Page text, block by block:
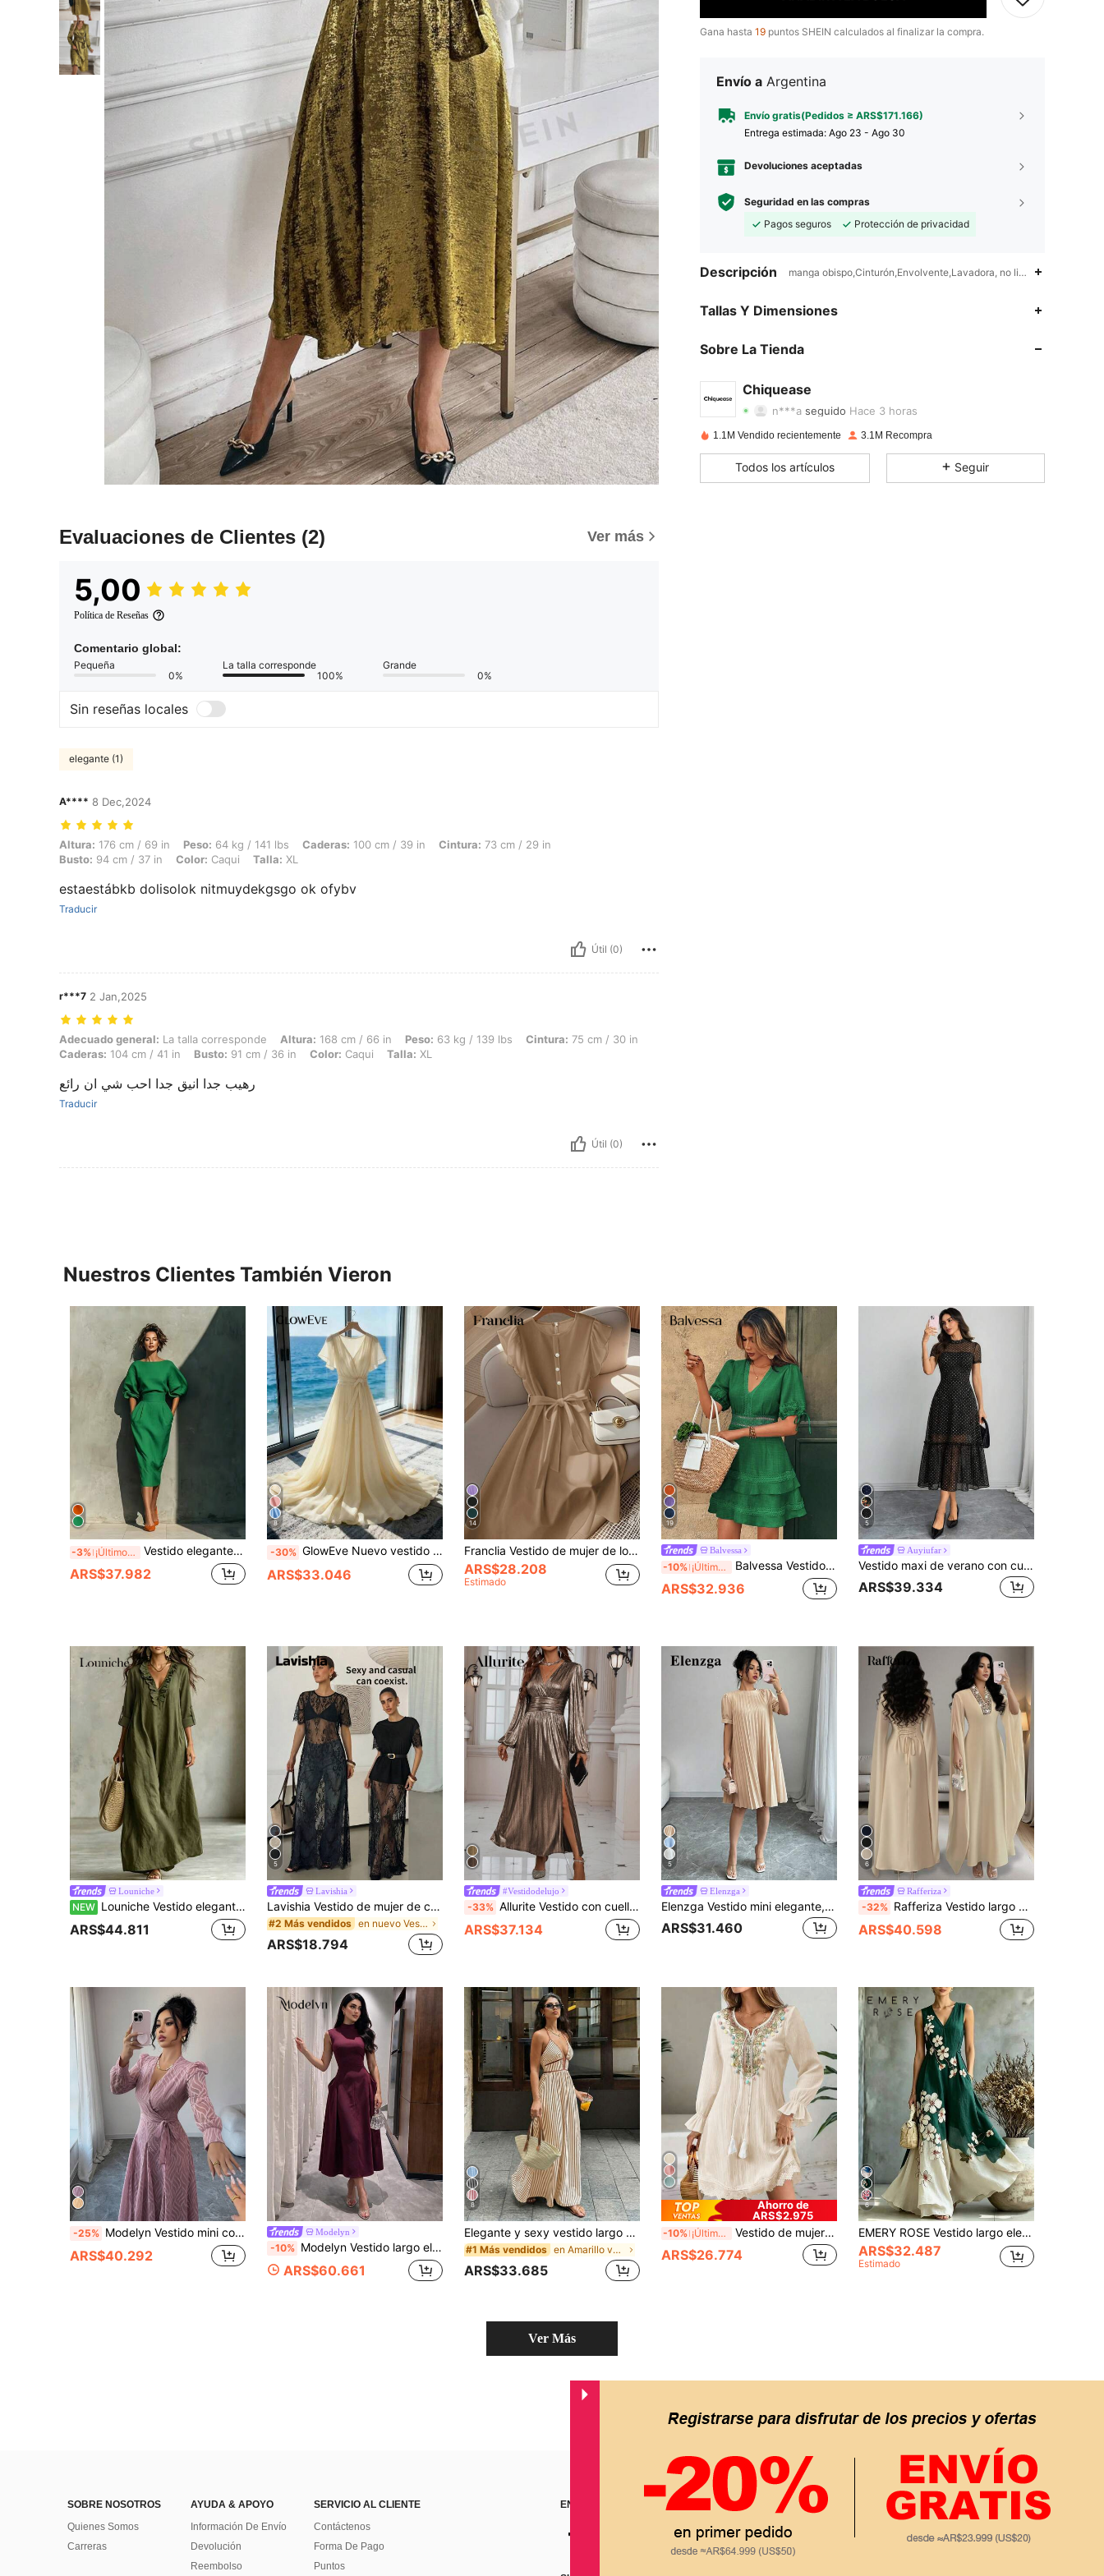
Evaluaciones de Clientes (2) Ver más
5,00
Política de Reseñas
Comentario global:
Pequeña
0%
La talla corresponde
100%
Grande
0%
Sin reseñas locales
elegante (1)
A**** 8 Dec,2024
Altura: 176 cm / 69 in, Peso: 64 kg / 141 lbs, Caderas: 100 cm / 39 in, Cintura: 73 cm / 29 in, Busto: 94 cm / 37 in, Color: Caqui, Talla: XL
Altura: 176 cm / 69 in Peso: 64 kg / 141 lbs Caderas: 100 cm / 39 in Cintura: 73 cm / 29 in
Busto: 94 cm / 37 in Color: Caqui Talla: XL
estaestábkb dolisolok nitmuydekgsgo ok ofybv
Traducir
Útil (0)
r***7 2 Jan,2025
Adecuado general: La talla corresponde, Altura: 168 cm / 66 in, Peso: 63 kg / 139 lbs, Cintura: 75 cm / 30 in, Caderas: 104 cm / 41 in, Busto: 91 cm / 36 in, Color: Caqui, Talla: XL
Adecuado general: La talla corresponde Altura: 168 cm / 66 in Peso: 63 kg / 139 lbs Cintura: 75 cm / 30 in
Caderas: 104 cm / 41 in Busto: 91 cm / 36 in Color: Caqui Talla: XL
رهيب جدا انيق جدا احب شي ان رائع
Traducir
Útil (0)
Gana hasta 19 puntos SHEIN calculados al finalizar la compra.
Envío a Argentina
Envío gratis(Pedidos ≥ ARS$171.166)
Entrega estimada: Ago 23 - Ago 30
Devoluciones aceptadas
Seguridad en las compras
Pagos seguros
Protección de privacidad
Descripción manga obispo,Cinturón,Envolvente,Lavadora, no limpiar en seco
Tallas Y Dimensiones
Sobre La Tienda
Chiquease
4,91
4,91
4,91
n***a seguido Hace 3 horas
4,91 Calificación 6.3KArtículos
4,91 6.3K 287K
1.1M Vendido recientemente 3.1M Recompra
Todos los artículos Seguir
Nuestros Clientes También Vieron
-3% ¡Últimos 3 días Vestido elegante naranja ligero de media longitud para mujer, cuello barco, manga 3/4, con bolsillos
ARS$37.982
8
-30% GlowEve Nuevo vestido de gasa elegante y fluido para mujer, de primavera/verano
ARS$33.046
14
Franclia Vestido de mujer de longitud media cómodo y suave sin estiramiento, de cuello redondo, mangas de vuelo, cintura elástica y decoración de botones de perlas falsas, en estilo francés elegante y versátil para vacaciones y viajes, en color albaricoque, para primavera/verano, ropa de vestir para la universidad
ARS$28.208
Estimado
19
Balvessa
-10% ¡Últimos 3 días Balvessa Vestido corto de verano de mujer con cuello en V de encaje, mangas abultadas y cintura alta de unicolor elegante
ARS$32.936
5
Auyiufar
Vestido maxi de verano con cuello redondo, manga corta, volantes en la cintura y bajo, estampado floral colorido sobre base negra elegante y gótica
ARS$39.334
Louniche
NEW Louniche Vestido elegante para mujer de otoño, verde oliva, cuello en V, ribete con volantes, mangas largas con puños enrollados, diseño holgado, de alta gama, para regalo de cumpleaños, cita, fiesta, carnaval, festival de música, cóctel, reunión, viaje, playa, vacaciones, ambiente otoñal, prenda de moda imprescindible de otoño, diseño de nicho, estilo versátil
ARS$44.811
5
Lavishia
Lavishia Vestido de mujer de cuello redondo, manga corta y encaje transparente
#2 Más vendidos en nuevo Vestidos De Mujer
ARS$18.794
#Vestidodelujo
-33% Allurite Vestido con cuello en V, mangas farol y bajo con abertura, vestido de fiesta con drapeado, abertura en el muslo, cierre de cremallera, manga larga, cuello en V, ajuste regular, manga obispo larga de bronce, vestido largo tipo línea A sencillo para mujer, atuendo maxi metálico para primavera/otoño, fiesta/salida nocturna
ARS$37.134
5
Elenzga
Elenzga Vestido mini elegante, romántico y versátil de unicolor con mangas de pétalos plisados para mujer, primavera/verano
ARS$31.460
6
Rafferiza
-32% Rafferiza Vestido largo de mujer de unicolor, elegante y digno, con cuello en V bordado, manga larga dividida, adecuado para banquetes, uso diario, sencillo
ARS$40.598
-25% Modelyn Vestido mini con mangas abullonadas y cintura ceñida, diseño francés para mujeres
ARS$40.292
Modelyn
-10% Modelyn Vestido largo elegante y romántico de mujer, rojo, tejido, sin mangas, con cintura ceñida y corte en A
ARS$60.661
8
Elegante y sexy vestido largo de mujer con rayas, cuello halter, escote en V profundo, sin mangas, cintura ceñida, espalda descubierta, corte A, amarillo, para fiesta de primavera/verano
#1 Más vendidos en Amarillo vestidos largos
ARS$33.685
Ahorro de
ARS$2.975
-10% ¡Últimos 3 días Vestido de mujer con escote en V bordado con detalles de flecos coloridos, manga larga con volantes, decoración con flecos, vestido de playa elegante para vacaciones de primavera
ARS$26.774
6
EMERY ROSE Vestido largo elegante de fiesta con cuello en V, cintura fruncida y estampado floral para mujer
ARS$32.487
Estimado
Ver Más
SOBRE NOSOTROS
Quienes Somos
Carreras
AYUDA & APOYO
Información De Envío
Devolución
Reembolso
SERVICIO AL CLIENTE
Contáctenos
Forma De Pago
Puntos
ENCUÉNTRANOS EN APP